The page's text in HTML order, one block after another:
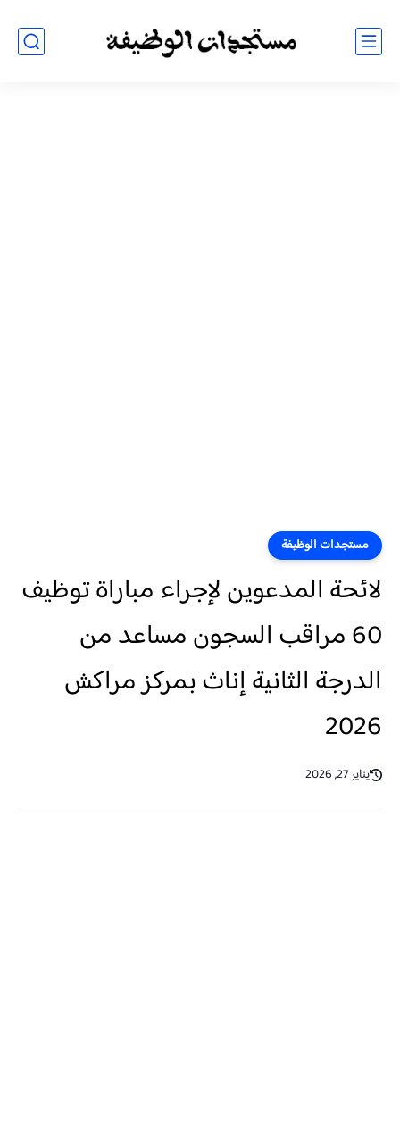
مستجدات الوظيفة
لائحة المدعوين لإجراء مباراة توظيف
60 مراقب السجون مساعد من
الدرجة الثانية إناث بمركز مراكش
2026
يناير 27, 2026